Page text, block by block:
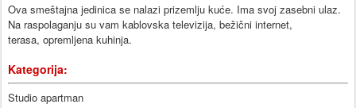
Ova smeštajna jedinica se nalazi prizemlju kuće. Ima svoj zasebni ulaz.
Na raspolaganju su vam kablovska televizija, bežični internet,
terasa, opremljena kuhinja.
Kategorija:
Studio apartman